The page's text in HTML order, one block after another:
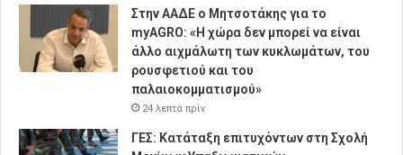
Στην ΑΑΔΕ ο Μητσοτάκης για το
myAGRO: «Η χώρα δεν μπορεί να είναι
άλλο αιχμάλωτη των κυκλωμάτων, του
ρουσφετιού και του
παλαιοκομματισμού»
24 λεπτά πρίν
ΓΕΣ: Κατάταξη επιτυχόντων στη Σχολή